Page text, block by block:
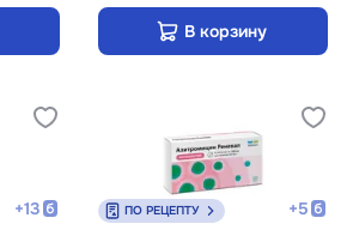
В корзину
+13 ПО РЕЦЕПТУ +5